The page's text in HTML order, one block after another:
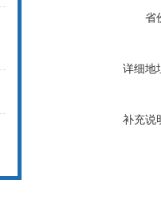
省
详细地
补充说